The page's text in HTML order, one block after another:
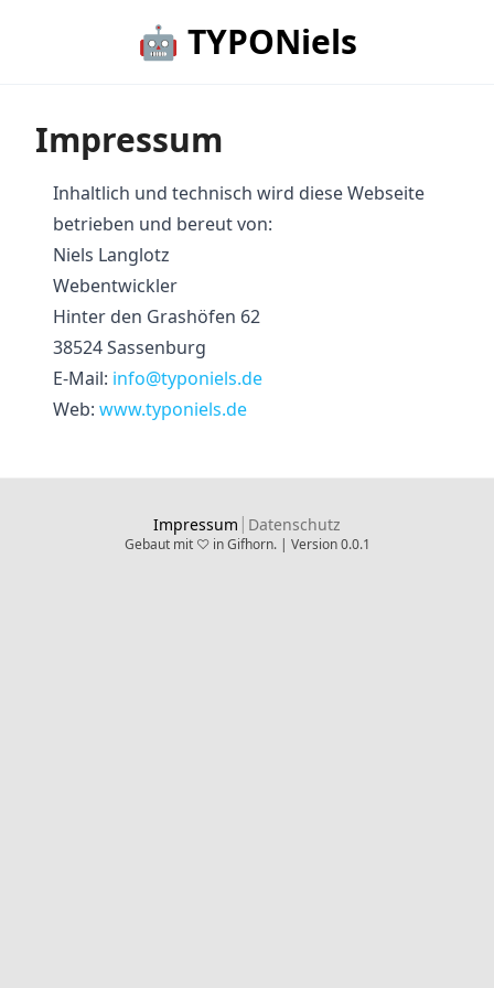
🤖 TYPONiels
Impressum
Inhaltlich und technisch wird diese Webseite
betrieben und bereut von:
Niels Langlotz
Webentwickler
Hinter den Grashöfen 62
38524 Sassenburg
E-Mail: info@typoniels.de
Web: www.typoniels.de
Impressum | Datenschutz
Gebaut mit ♡ in Gifhorn. | Version 0.0.1